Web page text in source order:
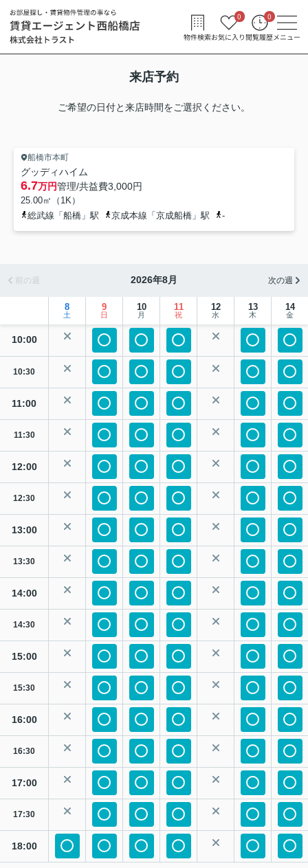
物件検索お気に入り
0
閲覧履歴
0
メニュー
来店予約
ご希望の日付と来店時間をご選択ください。
船橋市本町
グッディハイム
6.7万円管理/共益費3,000円
25.00㎡（1K）
総武線「船橋」駅
京成本線「京成船橋」駅 -
前の週 2026年8月 次の週
8
土
9
日
10
月
11
祝
12
水
13
木
14
金
10:00
10:30
11:00
11:30
12:00
12:30
13:00
13:30
14:00
14:30
15:00
15:30
16:00
16:30
17:00
17:30
18:00